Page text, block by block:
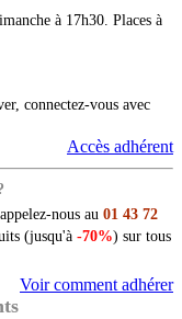
à 17h30. Places à
connectez-vous avec
Accès adhérent
nous au 01 43 72
(jusqu'à -70%) sur tous
Voir comment adhérer